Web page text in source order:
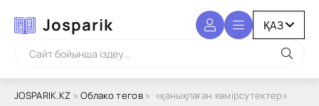
Josparik
JOSPARIK.KZ »Облако тегов» «қанықпаған көмірсутектер»